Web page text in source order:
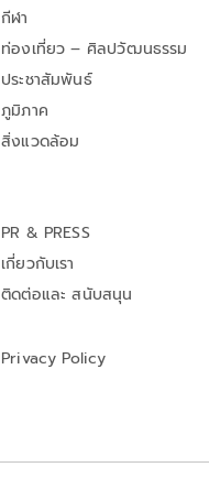
กีฬา
ท่องเที่ยว – ศิลปวัฒนธรรม
ประชาสัมพันธ์
ภูมิภาค
สิ่งแวดล้อม
PR & PRESS
เกี่ยวกับเรา
ติดต่อและ สนับสนุน
Privacy Policy